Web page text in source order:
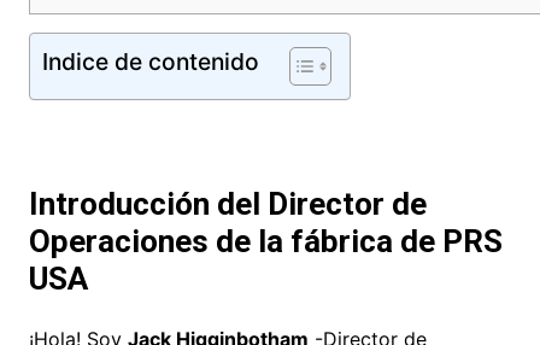
Indice de contenido
Introducción del Director de
Operaciones de la fábrica de PRS
USA
¡Hola! Soy Jack Higginbotham -Director de